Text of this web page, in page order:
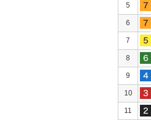
5
6
7
8
9
10
11